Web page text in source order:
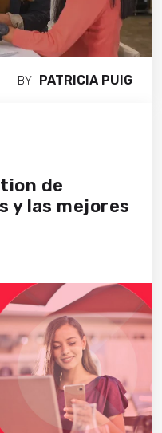
BY PATRICIA PUIG
de
y las mejores